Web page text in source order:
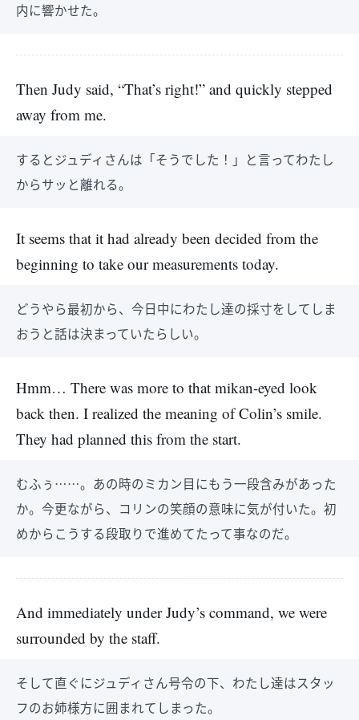
内に響かせた。
Then Judy said, “That’s right!” and quickly stepped
away from me.
するとジュディさんは「そうでした！」と言ってわたし
からサッと離れる。
It seems that it had already been decided from the
beginning to take our measurements today.
どうやら最初から、今日中にわたし達の採寸をしてしま
おうと話は決まっていたらしい。
Hmm… There was more to that mikan-eyed look
back then. I realized the meaning of Colin’s smile.
They had planned this from the start.
むふぅ……。あの時のミカン目にもう一段含みがあった
か。今更ながら、コリンの笑顔の意味に気が付いた。初
めからこうする段取りで進めてたって事なのだ。
And immediately under Judy’s command, we were
surrounded by the staff.
そして直ぐにジュディさん号令の下、わたし達はスタッ
フのお姉様方に囲まれてしまった。